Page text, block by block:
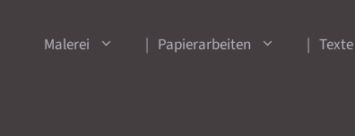
Malerei Papierarbeiten Texte